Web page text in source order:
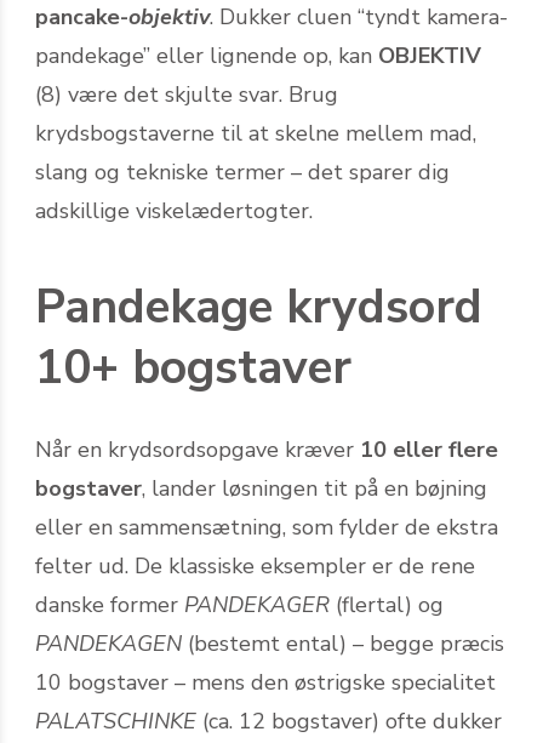
pancake-objektiv. Dukker cluen “tyndt kamera-
pandekage” eller lignende op, kan OBJEKTIV
(8) være det skjulte svar. Brug
krydsbogstaverne til at skelne mellem mad,
slang og tekniske termer – det sparer dig
adskillige viskelædertogter.
Pandekage krydsord
10+ bogstaver
Når en krydsords­opgave kræver 10 eller flere
bogstaver, lander løsningen tit på en bøjning
eller en sammensætning, som fylder de ekstra
felter ud. De klassiske eksempler er de rene
danske former PANDEKAGER (flertal) og
PANDEKAGEN (bestemt ental) – begge præcis
10 bogstaver – mens den østrigske specialitet
PALATSCHINKE (ca. 12 bogstaver) ofte dukker